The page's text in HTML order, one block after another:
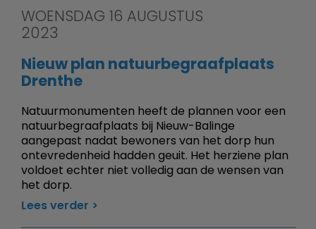
WOENSDAG 16 AUGUSTUS
2023
Nieuw plan natuurbegraafplaats
Drenthe
Natuurmonumenten heeft de plannen voor een
natuurbegraafplaats bij Nieuw-Balinge
aangepast nadat bewoners van het dorp hun
ontevredenheid hadden geuit. Het herziene plan
voldoet echter niet volledig aan de wensen van
het dorp.
Lees verder